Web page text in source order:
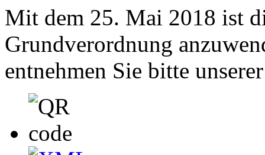
Mit dem 25. Mai 2018 ist
Grundverordnung
entnehmen Sie bitte